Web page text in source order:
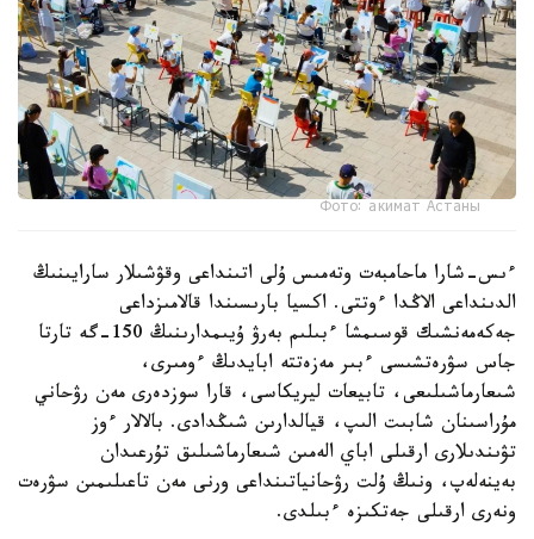
Фото: акимат Астаны
ءىس-شارا ماحامبەت وتەمىس ۇلى اتىنداعى وقۋشىلار سارايىنىڭ
الدىنداعى الاڭدا ءوتتى. اكسيا بارىسىندا قالامىزداعى
جەكەمەنشىك قوسىمشا ءبىلىم بەرۋ ۇيىمدارىنىڭ 150-گە تارتا
جاس سۋرەتشىسى ءبىر مەزەتتە ابايدىڭ ءومىرى،
شىعارماشىلىعى، تابيعات ليريكاسى، قارا سوزدەرى مەن رۋحاني
مۇراسىنان شابىت الىپ، قيالدارىن شىڭدادى. بالالار ءوز
تۋىندىلارى ارقىلى اباي الەمىن شىعارماشىلىق تۇرعىدان
بەينەلەپ، ونىڭ ۇلت رۋحانياتىنداعى ورنى مەن تاعىلىمىن سۋرەت
ونەرى ارقىلى جەتكىزە ءبىلدى.